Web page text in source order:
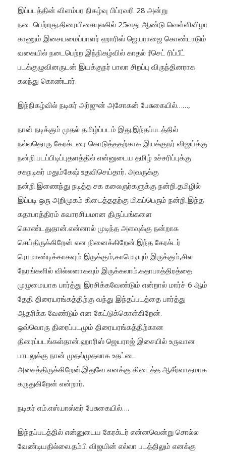
இப்படத்தின் விளம்பர நிகழ்வு பிப்ரவரி 28 அன்று
நடைபெற்றது.திரையிசையுலகில் 25வது ஆண்டு வெள்ளிவிழா
காணும் இசையமைப்பாளர் ஹாரிஸ் ஜெயராஜை கொண்டாடும்
வகையில் நடைபெற்ற இந்நிகழ்வில் காதல் ரீசெட் ரிப்பீட்
படக்குழுவினருடன் இயக்குநர் பாலா சிறப்பு விருந்தினராக
கலந்து கொண்டார்.
இந்நிகழ்வில் நடிகர் அர்ஜுன் அசோகன் பேசுகையில்……,
நான் நடிக்கும் முதல் தமிழ்ப்படம் இது.இந்தப்படத்தில்
நல்லதொரு கேரக்டரை கொடுத்ததற்காக இயக்குநர் விஜய்க்கு
நன்றி.படப்பிடிப்புதளத்தில் என்னுடைய தமிழ் உச்சரிப்புக்கு
சகநடிகர் மதும்கேஷ் உதவிசெய்தார். அவருக்கு
நன்றி.இணைந்து நடித்த சக கலைஞர்களுக்கு நன்றி.தமிழில்
இப்படி ஒரு அறிமுகம் கிடைத்ததற்கு மிகப்பெரும் நன்றி.இந்த
கதாபாத்திரம் சுவாரசியமான திருப்பங்களை
கொண்டதுதான்.என்னால் முடிந்த அளவுக்கு நன்றாக
செய்திருக்கிறேன் என நினைக்கிறேன்.இந்த கேரக்டர்
ரொமாண்டிக்காகவும் இருக்கும்,காமெடியும் இருக்கும்,சில
நேரங்களில் வில்லனாகவும் இருக்கலாம்.கதாபாத்திரத்தை
முழுமையாக பார்த்து இரசிக்கவேண்டும் என்றால் மார்ச் 6 ஆம்
தேதி திரையரங்கத்திற்கு வந்து இந்தப்படத்தை பார்த்து
ஆதரிக்க வேண்டும் என கேட்டுக்கொள்கிறேன்.
ஒவ்வொரு திரைப்படமும் திரையரங்கத்திற்கான
திரைப்படங்கள்தான்.ஹாரிஸ் ஜெயராஜ் இசையில் உருவான
பாடலுக்கு நான் முதல்முதலாக உதட்டை
அசைத்திருக்கிறேன்.இதுவே எனக்கு கிடைத்த ஆசீர்வாதமாக
கருதுகிறேன் என்றார்.
நடிகர் எம்.எஸ்.பாஸ்கர் பேசுகையில்….
இந்தப்படத்தில் என்னுடைய கேரக்டர் என்னவென்று சொல்ல
வேண்டியதில்லை.தம்பி விஜயின் எல்லா படத்திலும் எனக்கு